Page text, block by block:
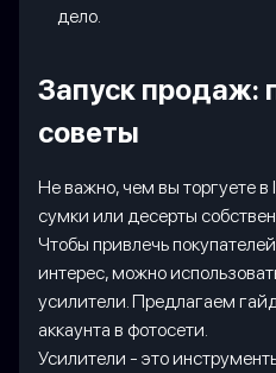
дело.
Запуск продаж:
советы
Не важно, чем вы торгуете в
сумки или десерты
Чтобы привлечь
интерес, можно
усилители. Предлагаем
аккаунта в фотосети.
Усилители - это